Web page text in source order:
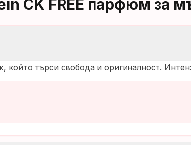
CK FREE парфюм за
който търси свобода и оригиналност.